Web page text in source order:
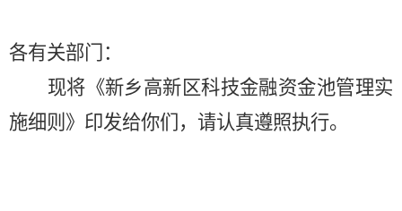
各有关部门：
现将《新乡高新区科技金融资金池管理实
施细则》印发给你们，请认真遵照执行。